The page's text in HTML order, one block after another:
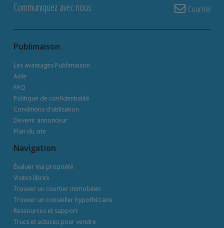
Communiquez avec nous
Courriel
Publimaison
Les avantages Publimaison
Aide
FAQ
Politique de confidentialité
Conditions d'utilisation
Devenir annonceur
Plan du site
Navigation
Évaluer ma propriété
Visites libres
Trouver un courtier immobilier
Trouver un conseiller hypothécaire
Ressources et support
Trucs et actuces pour vendre